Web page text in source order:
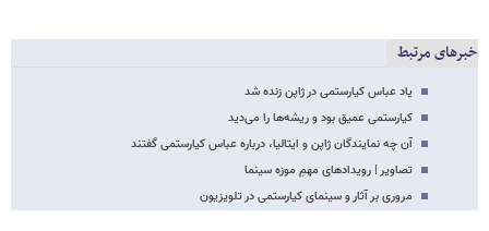
خبرهای مرتبط
یاد عباس کیارستمی در ژاپن زنده شد
کیارستمی عمیق بود و ریشه‌­ها را می­‌دید
آن چه نمایندگان ژاپن و ایتالیا، درباره عباس کیارستمی گفتند
تصاویر | رویدادهای مهمِ موزه سینما
مروری بر آثار و سینمای کیارستمی در تلویزیون